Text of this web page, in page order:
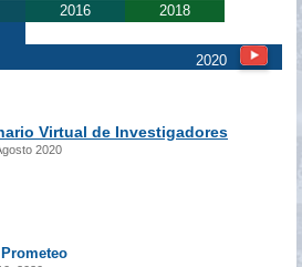
2016
2018
2020
Virtual de Investigadores
2020